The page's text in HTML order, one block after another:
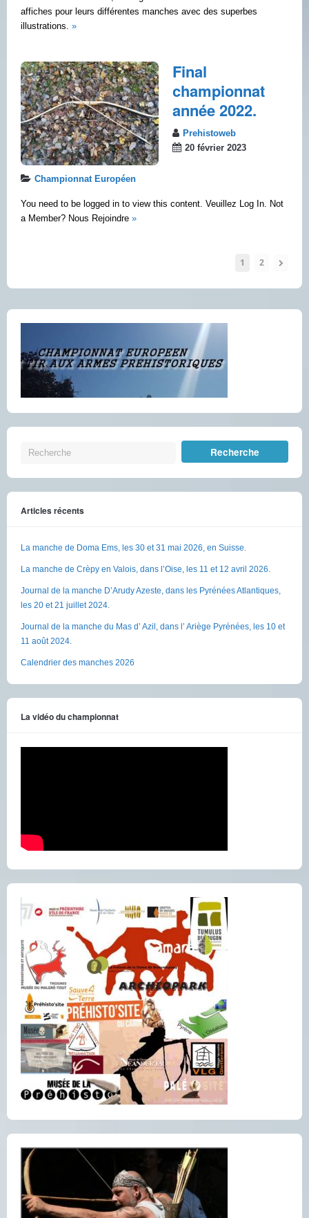
affiches pour leurs différentes manches avec des superbes
illustrations. »
Final
championnat
année 2022.
Prehistoweb
20 février 2023
Championnat Européen
You need to be logged in to view this content. Veuillez Log In. Not
a Member? Nous Rejoindre »
1 2
Articles récents
La manche de Doma Ems, les 30 et 31 mai 2026, en Suisse.
La manche de Crèpy en Valois, dans l’Oise, les 11 et 12 avril 2026.
Journal de la manche D’Arudy Azeste, dans les Pyrénées Atlantiques,
les 20 et 21 juillet 2024.
Journal de la manche du Mas d’ Azil, dans l’ Ariège Pyrénées, les 10 et
11 août 2024.
Calendrier des manches 2026
La vidéo du championnat